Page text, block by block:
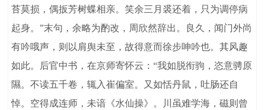
苔莫损，偶扳芳树蝶相亲。笑余三月裘还着，只为调停病
起身。”末句，余略为酌改，周欣然辞出。良久，闻门外尚
有吟哦声，则以肩舆未至，故得意而徐步呻吟也。其风趣
如此。后官中书，在京师寄怀云：“我如脱衔驹，恣意骋原
隰。不读五千卷，辄入崔偏室。又如恬丹鼠，吐肠还自
悼。空得成连师，未谙《水仙操》。川虽难学海，磁则曾